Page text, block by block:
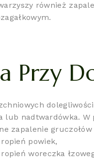
również
Przy
lub nadtwardówka.
zapalenie
powiek,
woreczka